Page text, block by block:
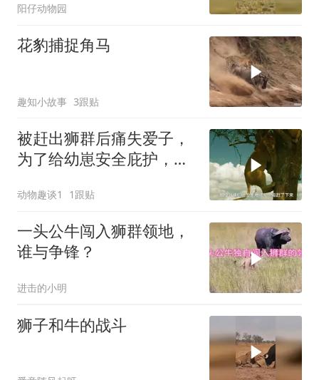
阳仔动物园
花豹捕捉角马
趣知小故事 3跟贴
被赶出狮群后痛失爱子，
为了给幼崽安全庇护，狮
赶，看母狮卡丽如何用狩
猎夺回体面
动物趣谈1 1跟贴
一头公牛闯入狮群领地，
谁与争锋？
进击的小明
狮子和牛的战斗